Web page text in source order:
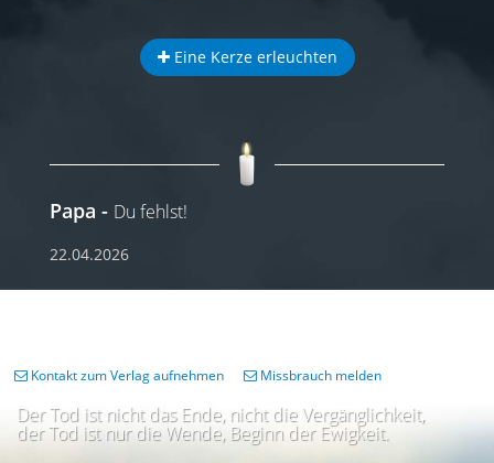
Eine Kerze erleuchten
Papa Du fehlst!
22.04.2026
Der Tod ist nicht das Ende, nicht die Vergänglichkeit,
der Tod ist nur die Wende, Beginn der Ewigkeit.
Kontakt zum Verlag aufnehmen Missbrauch melden